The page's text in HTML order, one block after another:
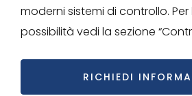
moderni sistemi di controllo. Per
possibilità vedi la sezione
RICHIEDI